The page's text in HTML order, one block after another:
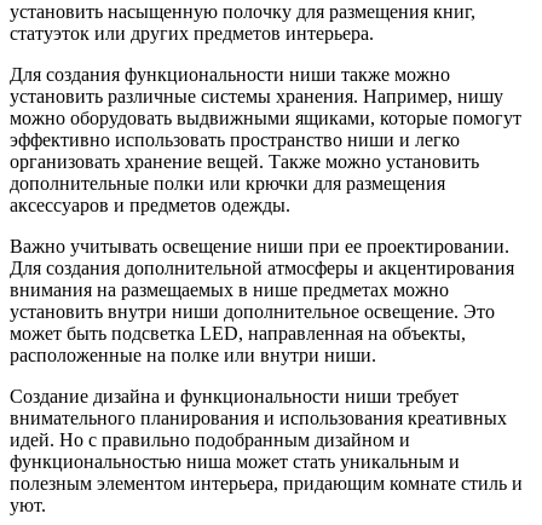
установить насыщенную полочку для размещения книг,
статуэток или других предметов интерьера.
Для создания функциональности ниши также можно
установить различные системы хранения. Например, нишу
можно оборудовать выдвижными ящиками, которые помогут
эффективно использовать пространство ниши и легко
организовать хранение вещей. Также можно установить
дополнительные полки или крючки для размещения
аксессуаров и предметов одежды.
Важно учитывать освещение ниши при ее проектировании.
Для создания дополнительной атмосферы и акцентирования
внимания на размещаемых в нише предметах можно
установить внутри ниши дополнительное освещение. Это
может быть подсветка LED, направленная на объекты,
расположенные на полке или внутри ниши.
Создание дизайна и функциональности ниши требует
внимательного планирования и использования креативных
идей. Но с правильно подобранным дизайном и
функциональностью ниша может стать уникальным и
полезным элементом интерьера, придающим комнате стиль и
уют.